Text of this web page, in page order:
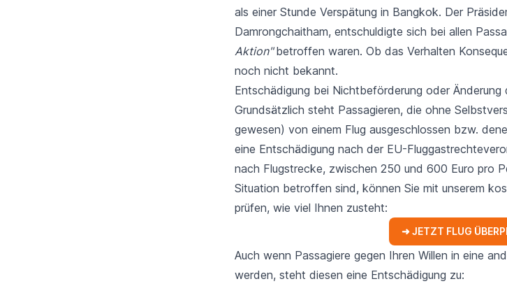
als einer Stunde Verspätung in Bangkok. Der
Damrongchaitham, entschuldigte sich bei allen
Aktion"betroffen waren. Ob das Verhalten
noch nicht bekannt.
Entschädigung bei Nichtbeförderung oder Änderung
Grundsätzlich steht Passagieren, die ohne
gewesen) von einem Flug ausgeschlossen bzw.
eine Entschädigung nach der EU-
nach Flugstrecke, zwischen 250 und 600 Euro pro
Situation betroffen sind, können Sie mit unserem
prüfen, wie viel Ihnen zusteht:
➜ JETZT FLUG
Auch wenn Passagiere gegen Ihren Willen in eine
werden, steht diesen eine Entschädigung zu: